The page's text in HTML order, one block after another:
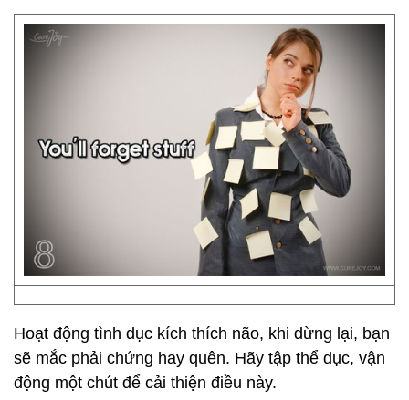
Hoạt động tình dục kích thích não, khi dừng lại, bạn
sẽ mắc phải chứng hay quên. Hãy tập thể dục, vận
động một chút để cải thiện điều này.